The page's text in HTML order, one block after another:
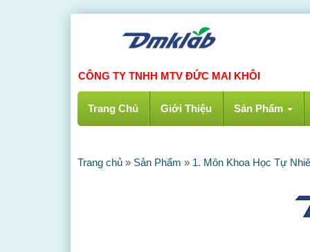
CÔNG TY TNHH MTV ĐỨC MAI KHÔI
Trang Chủ Giới Thiệu Sản Phẩm
Trang chủ » Sản Phẩm » 1. Môn Khoa Học Tự